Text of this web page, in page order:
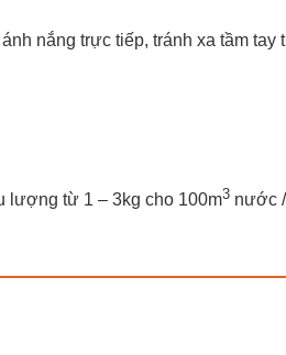
nắng trực tiếp, tránh xa tầm tay
lượng từ 1 – 3kg cho 100m3nước /